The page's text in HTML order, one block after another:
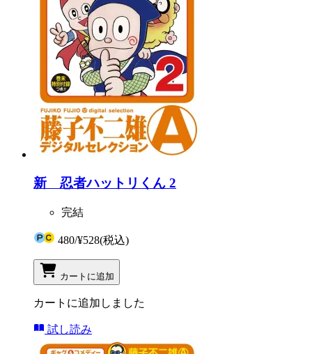
新 忍者ハットリくん 2
完結
480/¥528(税込)
カートに追加
カートに追加しました
試し読み